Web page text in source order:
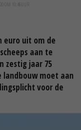
OM 10:46
euro uit om de
aan te
zestig jaar 75
moet aan
voor de